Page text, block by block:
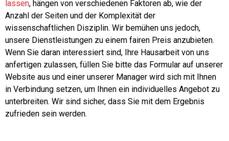
lassen, hängen von verschiedenen Faktoren ab, wie der
Anzahl der Seiten und der Komplexität der
wissenschaftlichen Disziplin. Wir bemühen uns jedoch,
unsere Dienstleistungen zu einem fairen Preis anzubieten.
Wenn Sie daran interessiert sind, Ihre Hausarbeit von uns
anfertigen zulassen, füllen Sie bitte das Formular auf unserer
Website aus und einer unserer Manager wird sich mit Ihnen
in Verbindung setzen, um Ihnen ein individuelles Angebot zu
unterbreiten. Wir sind sicher, dass Sie mit dem Ergebnis
zufrieden sein werden.